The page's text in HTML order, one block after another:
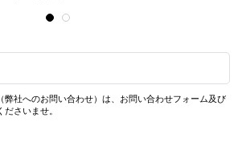
弊社へのお問い合わせ）は、お問い合わせフォーム及び
さいませ。